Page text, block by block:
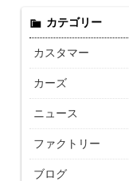
カテゴリー
カスタマー
カーズ
ニュース
ファクトリー
ブログ